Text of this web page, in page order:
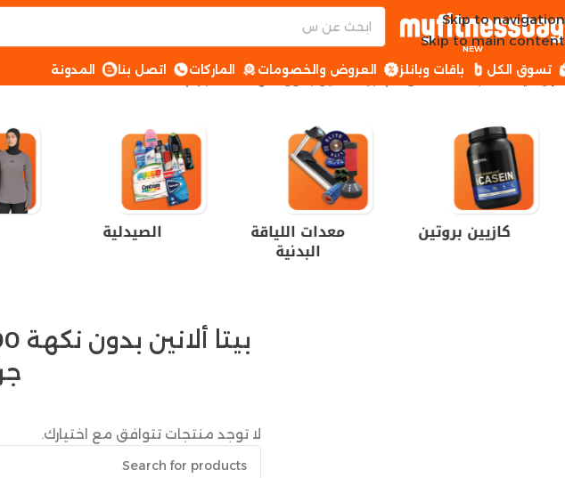
Skip to navigation
Skip to main content
تسوق الكل باقات وبانلز
NEW
العروض والخصومات الماركات اتصل بنا المدونة الرئيسية منتجات تحت الوسم “بيتا ألانين بدون نكهة 300 جرام”
كازيين بروتين معدات اللياقة
البدنية
الصيدلية
بيتا
لا توجد منتجات تتوافق مع اختيارك.